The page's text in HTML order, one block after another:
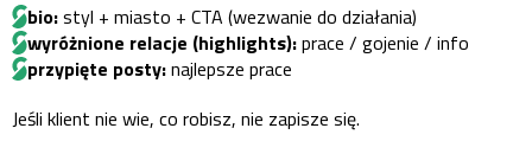
bio:styl + miasto + CTA (wezwanie do działania)
wyróżnione relacje (highlights):prace / gojenie / info
przypięte posty:najlepsze prace
Jeśli klient nie wie, co robisz, nie zapisze się.